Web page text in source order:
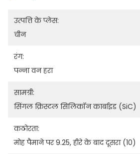
उत्पत्ति के प्लेस:
चीन
रंग:
पन्ना वन हरा
सामग्री:
सिंगल क्रिस्टल सिलिकॉन कार्बाइड (SiC)
कठोरता:
मोह पैमाने पर 9.25, हीरे के बाद दूसरा (10)